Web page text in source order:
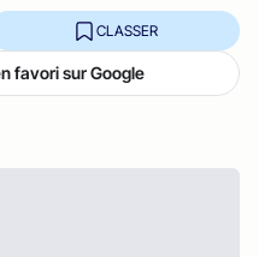
CLASSER
favori sur Google